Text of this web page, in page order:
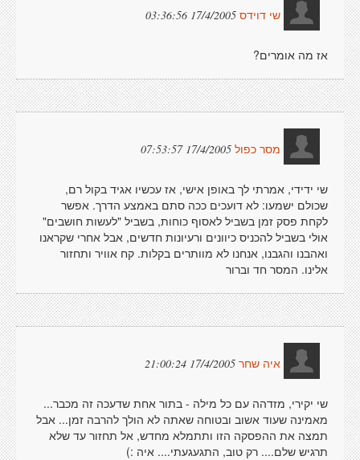
שי דוידס 17/4/2005 03:36:56
אז מה אומרים?
מסר כפול 17/4/2005 07:53:57
שי ידידי, אמרתי לך באופן אישי, אז עכשיו אגיד בקול רם,
שכולם ישמעו: לא דועכים ככה סתם באמצע הדרך. אפשר
לקחת פסק זמן בשביל לאסוף כוחות, בשביל "לעשות חושבים"
אולי בשביל להכניס כיוונים ורעיונות חדשים, אבל אחרי שקראנו
ואהבנו והגבנו, אנחנו לא מוותרים בקלות. קח אוויר ותחזור
אלינו. המסר חד וברור
איה שחר 17/4/2005 21:00:24
שי יקירי, מזדהה עם כל מילה - בתור אחת שדעכה זה מכבר...
מאמינה שעוד אשוב ובטוחה שאתה לא הולך להרבה זמן... אבל
תמצה את ההפסקה הזו ותתמלא מחדש, אל תחזור עד שלא
תרגיש שלם.... רק טוב, התגעגעתי.... איה :)